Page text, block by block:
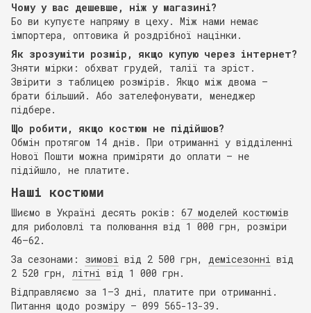
Чому у вас дешевше, ніж у магазині?
Бо ви купуєте напряму в цеху. Між нами немає
імпортера, оптовика й роздрібної націнки.
Як зрозуміти розмір, якщо купую через інтернет?
Зняти мірки: обхват грудей, талії та зріст.
Звірити з таблицею розмірів. Якщо між двома —
брати більший. Або зателефонувати, менеджер
підбере.
Що робити, якщо костюм не підійшов?
Обмін протягом 14 днів. При отриманні у відділенні
Нової Пошти можна приміряти до оплати — не
підійшло, не платите.
Наші костюми
Шиємо в Україні десять років: 67 моделей костюмів
для риболовлі та полювання від 1 000 грн, розміри
46–62.
За сезонами: зимові від 2 500 грн, демісезонні від
2 520 грн, літні від 1 000 грн.
Відправляємо за 1–3 дні, платите при отриманні.
Питання щодо розміру — 099 565-13-39.